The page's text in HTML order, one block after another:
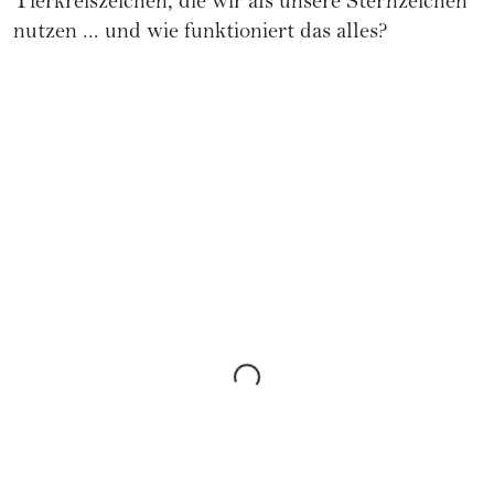
nutzen ... und wie funktioniert das alles?